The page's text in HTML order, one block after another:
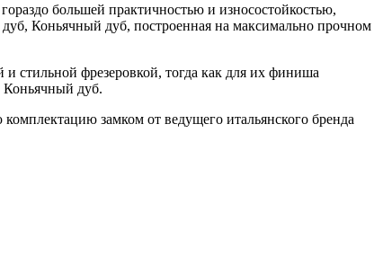
большей практичностью и износостойкостью,
Коньячный дуб, построенная на максимально прочном
стильной фрезеровкой, тогда как для их финиша
Коньячный дуб.
замком от ведущего итальянского бренда